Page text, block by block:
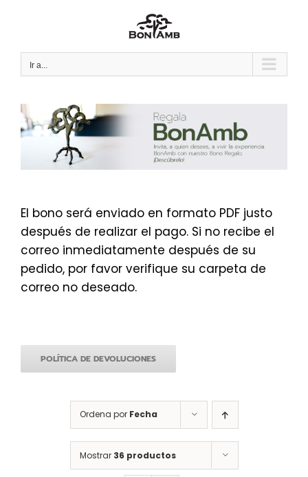
Ir a...
El bono será enviado en formato PDF justo
después de realizar el pago. Si no recibe el
correo inmediatamente después de su
pedido, por favor verifique su carpeta de
correo no deseado.
POLÍTICA DE DEVOLUCIONES
Ordena por Fecha
Mostrar 36 productos